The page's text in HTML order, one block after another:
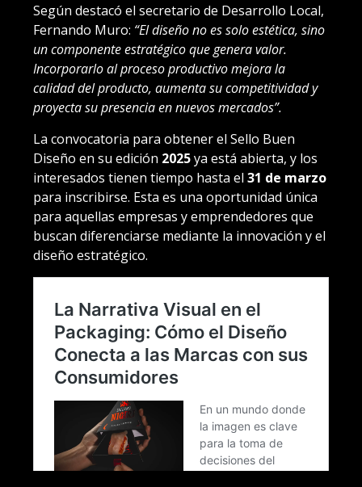
Según destacó el secretario de Desarrollo Local,
Fernando Muro: “El diseño no es solo estética, sino
un componente estratégico que genera valor.
Incorporarlo al proceso productivo mejora la
calidad del producto, aumenta su competitividad y
proyecta su presencia en nuevos mercados”.
La convocatoria para obtener el Sello Buen
Diseño en su edición 2025ya está abierta, y los
interesados tienen tiempo hasta el 31 de marzo
para inscribirse. Esta es una oportunidad única
para aquellas empresas y emprendedores que
buscan diferenciarse mediante la innovación y el
diseño estratégico.